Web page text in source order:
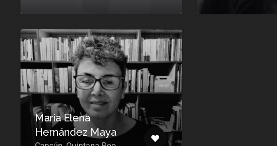
María Elena
Hernández Maya